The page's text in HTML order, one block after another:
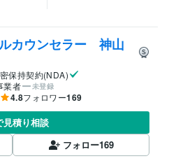
カウンセラー 神山
保持契約(NDA)
業者
未登録
4.8フォロワー169
見積り相談
フォロー169